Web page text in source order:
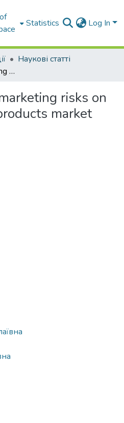
Statistics Log In
Наукові статті
Management of marketing risks on the agricultural products market
risks on
market